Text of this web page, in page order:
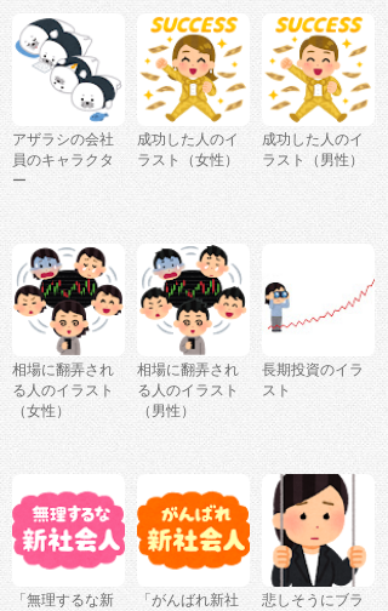
アザラシの会社
員のキャラクタ
ー
成功した人のイ
ラスト（女性）
成功した人のイ
ラスト（男性）
相場に翻弄され
る人のイラスト
（女性）
相場に翻弄され
る人のイラスト
（男性）
長期投資のイラ
スト
「無理するな新
「がんばれ新社
悲しそうにブラ